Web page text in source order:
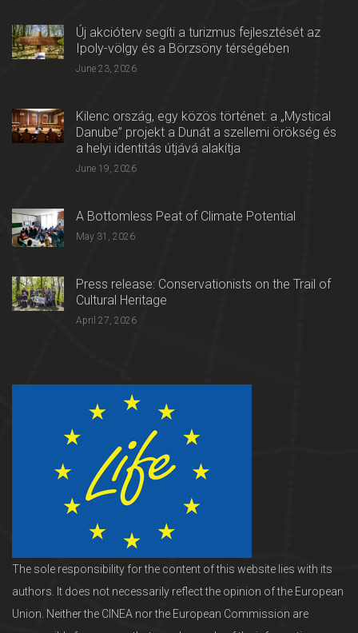
Új akcióterv segíti a turizmus fejlesztését az
Ipoly-völgy és a Börzsöny térségében
June 23, 2026
Kilenc ország, egy közös történet: a „Mystical
Danube” projekt a Dunát a szellemi örökség és
a helyi identitás útjává alakítja
June 19, 2026
A Bottomless Peat of Climate Potential
May 31, 2026
Press release: Conservationists on the Trail of
Cultural Heritage
April 27, 2026
The sole responsibility for the content of this website lies with its
authors. It does not necessarily reflect the opinion of the European
Union. Neither the CINEA nor the European Commission are